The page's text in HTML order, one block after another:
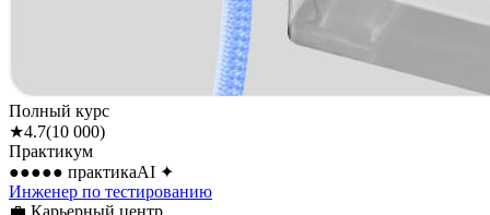
Полный курс
★4.7(10 000)
Практикум
●●●●● практикаAI ✦
Инженер по тестированию
💼 Карьерный центр